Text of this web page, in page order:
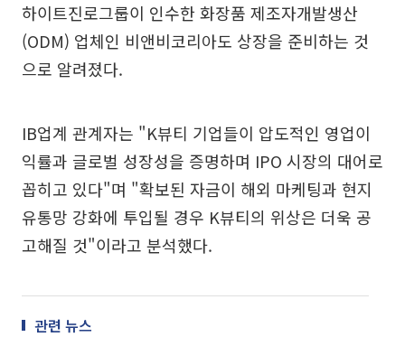
하이트진로그룹이 인수한 화장품 제조자개발생산
(ODM) 업체인 비앤비코리아도 상장을 준비하는 것
으로 알려졌다.
IB업계 관계자는 "K뷰티 기업들이 압도적인 영업이
익률과 글로벌 성장성을 증명하며 IPO 시장의 대어로
꼽히고 있다"며 "확보된 자금이 해외 마케팅과 현지
유통망 강화에 투입될 경우 K뷰티의 위상은 더욱 공
고해질 것"이라고 분석했다.
관련 뉴스